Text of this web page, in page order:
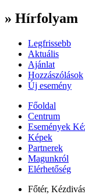
» Hírfolyam
Legfrissebb
Aktuális
Ajánlat
Hozzászólások
Új esemény
Főoldal
Centrum
Események
Képek
Partnerek
Magunkról
Elérhetőség
Főtér,